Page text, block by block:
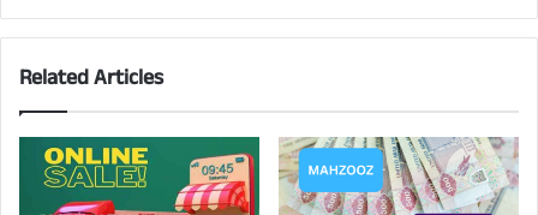
Related Articles